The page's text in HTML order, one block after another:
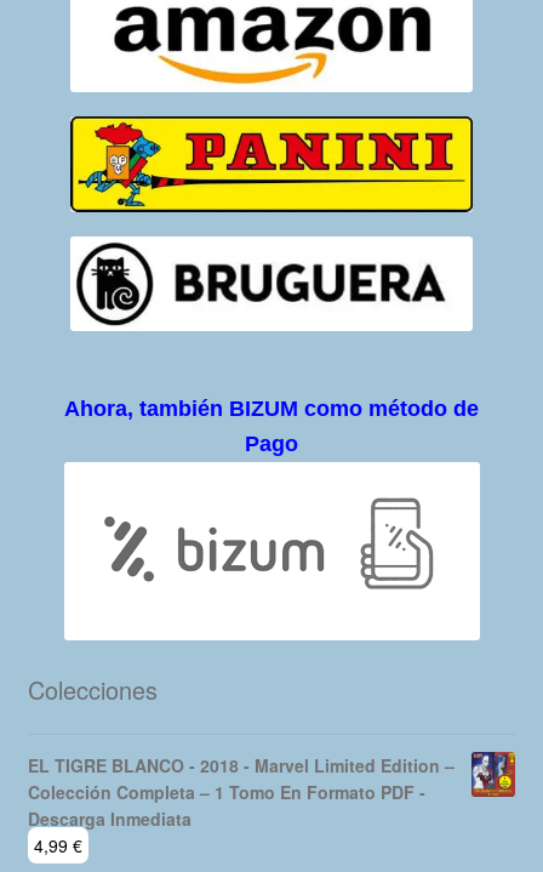
Ahora, también BIZUM como método de
Pago
Colecciones
EL TIGRE BLANCO - 2018 - Marvel Limited Edition –
Colección Completa – 1 Tomo En Formato PDF -
Descarga Inmediata
4,99 €